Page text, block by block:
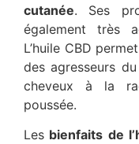
cutanée. Ses
également très
L’huile CBD
des agresseurs
cheveux à la
poussée.
Les bienfaits de